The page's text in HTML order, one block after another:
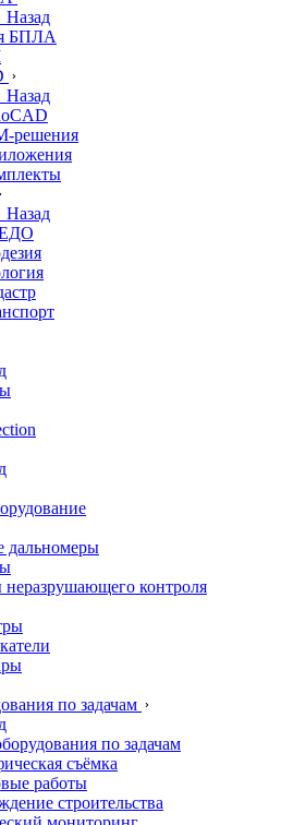
Назад
БПЛА
Назад
решения
Назад
дальномеры
контроля
по задачам
по задачам
съёмка
работы
строительства